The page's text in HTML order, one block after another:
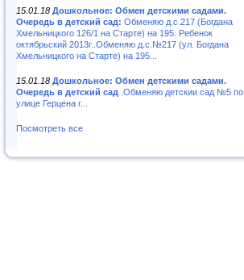
15.01.18 Дошкольное: Обмен детскими садами.
Очередь в детский сад: Обменяю д.с.217 (Богдана
Хмельницкого 126/1 на Старте) на 195. Ребенок
октябрьский 2013г..Обменяю д.с.№217 (ул. Богдана
Хмельницкого на Старте) на 195...
15.01.18 Дошкольное: Обмен детскими садами.
Очередь в детский сад .Обменяю детскии сад №5 по
улице Герцена г...
Посмотреть все